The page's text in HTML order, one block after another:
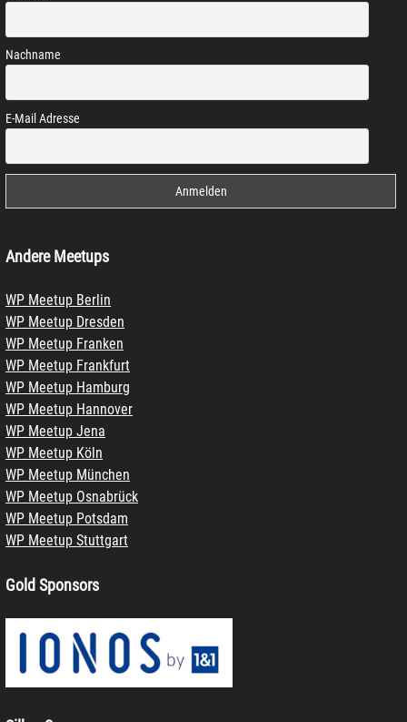
Nachname
E-Mail Adresse
Andere Meetups
WP Meetup Berlin
WP Meetup Dresden
WP Meetup Franken
WP Meetup Frankfurt
WP Meetup Hamburg
WP Meetup Hannover
WP Meetup Jena
WP Meetup Köln
WP Meetup München
WP Meetup Osnabrück
WP Meetup Potsdam
WP Meetup Stuttgart
Gold Sponsors